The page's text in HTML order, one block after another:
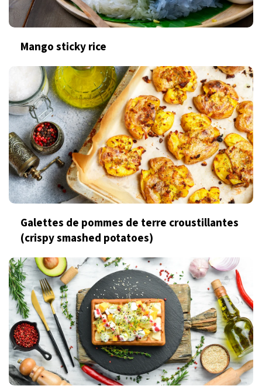
Mango sticky rice
Galettes de pommes de terre croustillantes
(crispy smashed potatoes)